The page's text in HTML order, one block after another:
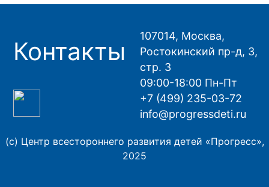
Контакты
107014, Москва,
Ростокинский пр-д, 3,
стр. 3
09:00-18:00 Пн-Пт
+7 (499) 235-03-72
info@progressdeti.ru
(с) Центр всестороннего развития детей «Прогресс»,
2025